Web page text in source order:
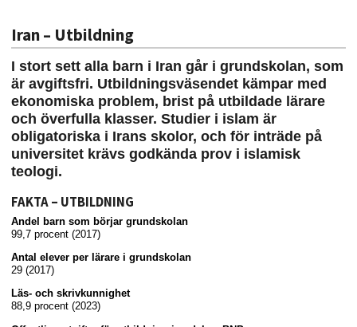
Iran – Utbildning
I stort sett alla barn i Iran går i grundskolan, som
är avgiftsfri. Utbildningsväsendet kämpar med
ekonomiska problem, brist på utbildade lärare
och överfulla klasser. Studier i islam är
obligatoriska i Irans skolor, och för inträde på
universitet krävs godkända prov i islamisk
teologi.
FAKTA – UTBILDNING
Andel barn som börjar grundskolan
99,7 procent (2017)
Antal elever per lärare i grundskolan
29 (2017)
Läs- och skrivkunnighet
88,9 procent (2023)